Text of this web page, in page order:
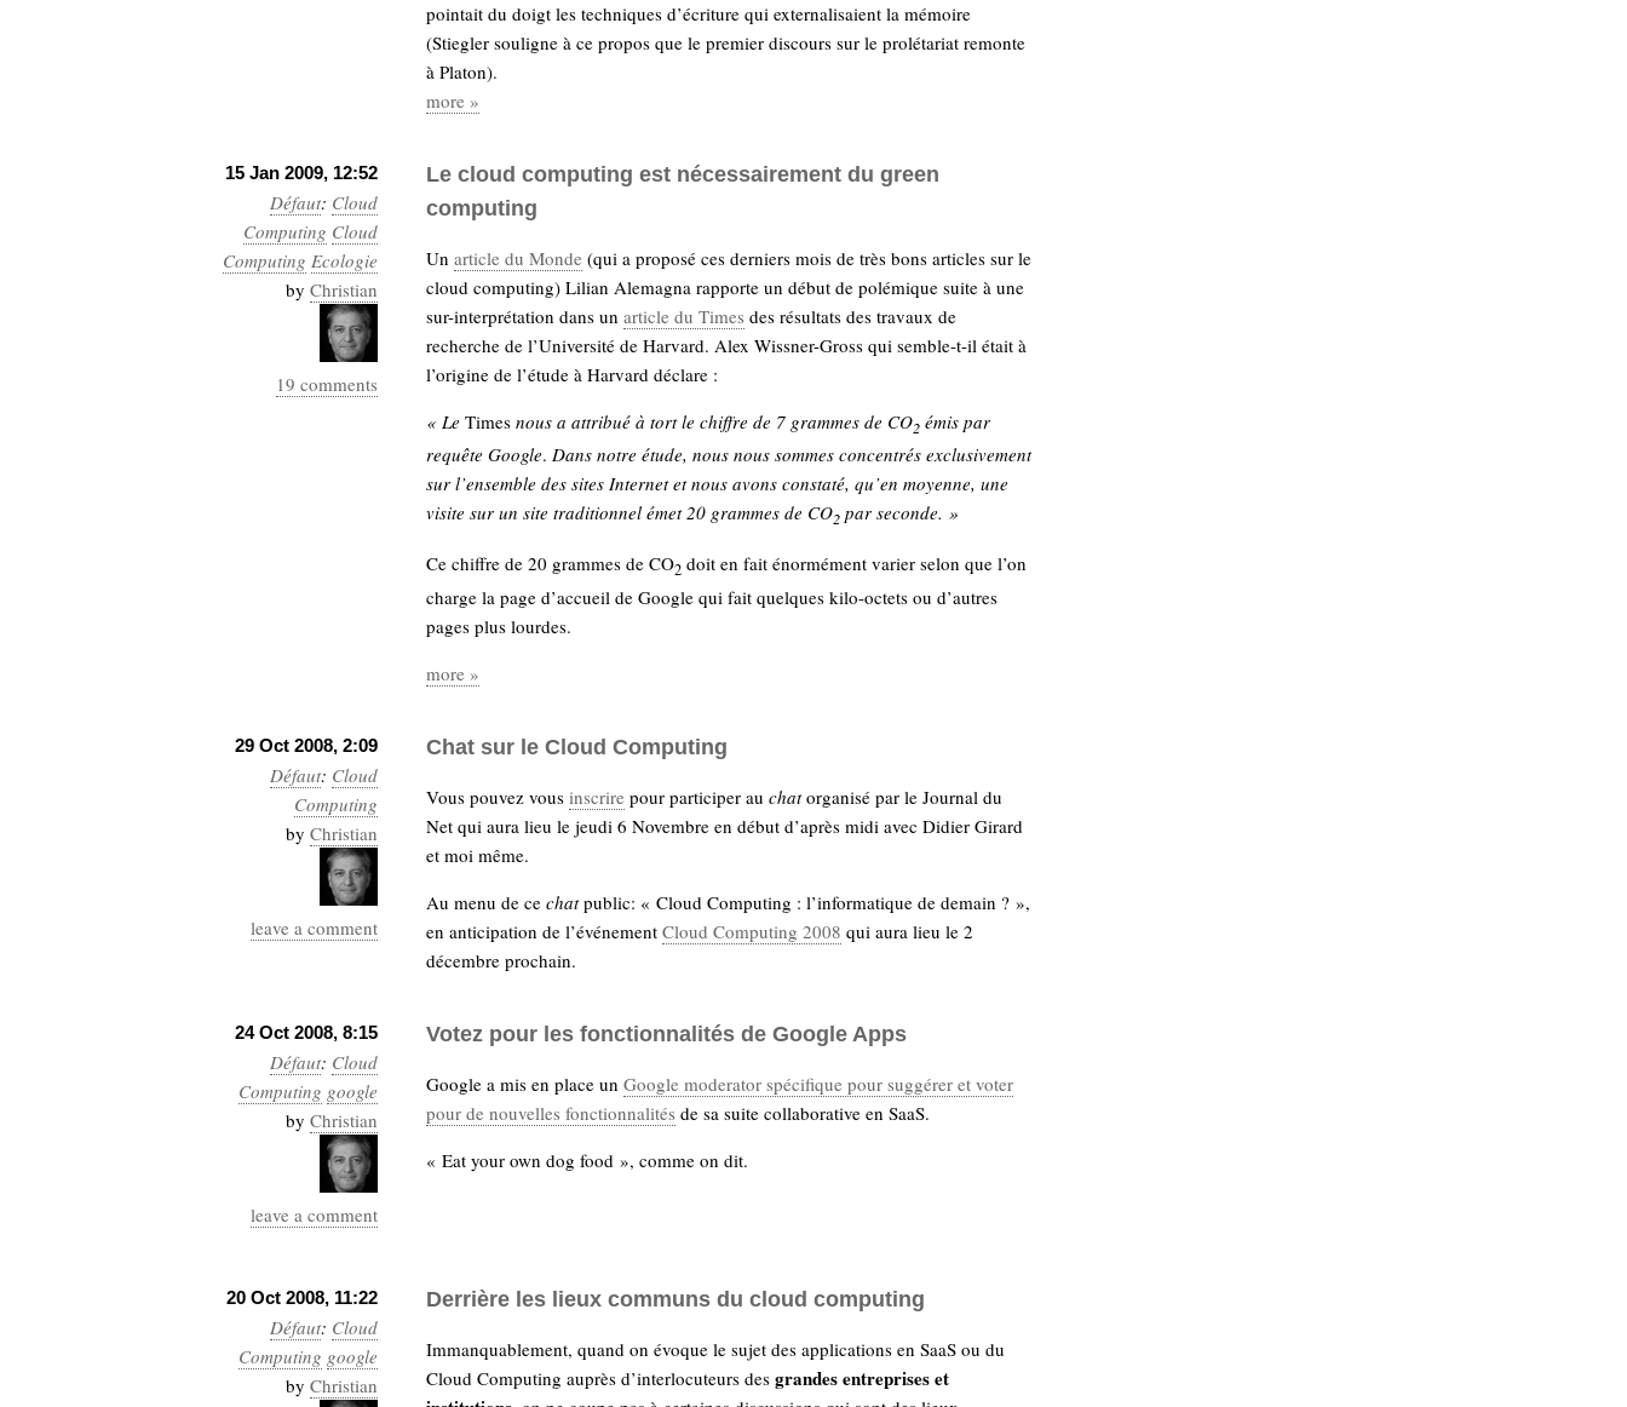
pointait du doigt les techniques d’écriture qui externalisaient la mémoire
(Stiegler souligne à ce propos que le premier discours sur le prolétariat remonte
à Platon).
more »
15 Jan 2009, 12:52
Défaut: Cloud
Computing Cloud
Computing Ecologie
by Christian
19 comments
Le cloud computing est nécessairement du green
computing
Un article du Monde (qui a proposé ces derniers mois de très bons articles sur le
cloud computing) Lilian Alemagna rapporte un début de polémique suite à une
sur-interprétation dans un article du Times des résultats des travaux de
recherche de l’Université de Harvard. Alex Wissner-Gross qui semble-t-il était à
l’origine de l’étude à Harvard déclare :
« Le Times nous a attribué à tort le chiffre de 7 grammes de CO2 émis par
requête Google. Dans notre étude, nous nous sommes concentrés exclusivement
sur l’ensemble des sites Internet et nous avons constaté, qu’en moyenne, une
visite sur un site traditionnel émet 20 grammes de CO2 par seconde. »
Ce chiffre de 20 grammes de CO2 doit en fait énormément varier selon que l’on
charge la page d’accueil de Google qui fait quelques kilo-octets ou d’autres
pages plus lourdes.
more »
29 Oct 2008, 2:09
Défaut: Cloud
Computing
by Christian
leave a comment
Chat sur le Cloud Computing
Vous pouvez vous inscrire pour participer au chatorganisé par le Journal du
Net qui aura lieu le jeudi 6 Novembre en début d’après midi avec Didier Girard
et moi même.
Au menu de ce chatpublic: « Cloud Computing : l’informatique de demain ? »,
en anticipation de l’événement Cloud Computing 2008 qui aura lieu le 2
décembre prochain.
24 Oct 2008, 8:15
Défaut: Cloud
Computing google
by Christian
leave a comment
Votez pour les fonctionnalités de Google Apps
Google a mis en place un Google moderator spécifique pour suggérer et voter
pour de nouvelles fonctionnalités de sa suite collaborative en SaaS.
« Eat your own dog food », comme on dit.
20 Oct 2008, 11:22
Défaut: Cloud
Computing google
by Christian
Derrière les lieux communs du cloud computing
Immanquablement, quand on évoque le sujet des applications en SaaS ou du
Cloud Computing auprès d’interlocuteurs des grandes entreprises et